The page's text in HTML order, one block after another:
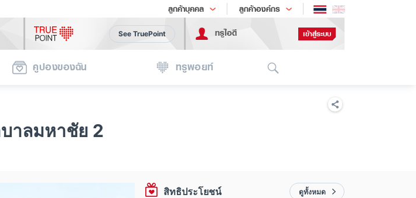
ลูกค้าบุคคล ลูกค้าองค์กร
เทรนด์เทคโนโลยี
See TruePoint ทรูไอดี เข้าสู่ระบบ
คูปองของฉัน ทรูพอยท์
าลมหาชัย 2
สิทธิประโยชน์ ดูทั้งหมด